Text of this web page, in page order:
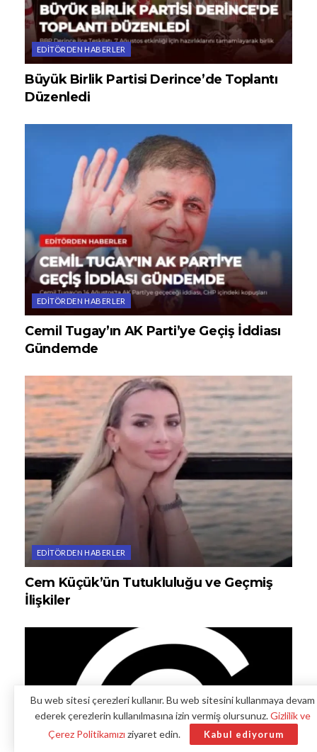
EDITÖRDEN HABERLER
Büyük Birlik Partisi Derince’de Toplantı
Düzenledi
EDITÖRDEN HABERLER
Cemil Tugay’ın AK Parti’ye Geçiş İddiası
Gündemde
EDITÖRDEN HABERLER
Cem Küçük’ün Tutukluluğu ve Geçmiş
İlişkiler
Bu web sitesi çerezleri kullanır. Bu web sitesini kullanmaya devam
ederek çerezlerin kullanılmasına izin vermiş olursunuz.Gizlilik ve
Çerez Politikamızı ziyaret edin. Kabul ediyorum